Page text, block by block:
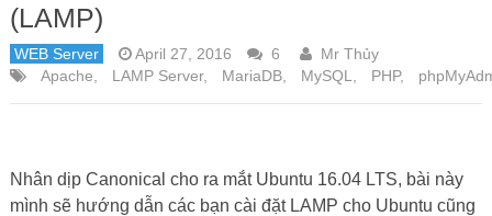
(LAMP)
WEB Server April 27, 2016 6
Mr Thủy
Apache
LAMP Server, MariaDB, MySQL PHP,
Nhân dịp Canonical cho ra mắt Ubuntu 16.04 LTS, bài này
mình sẽ hướng dẫn các bạn cài đặt LAMP cho Ubuntu cũng